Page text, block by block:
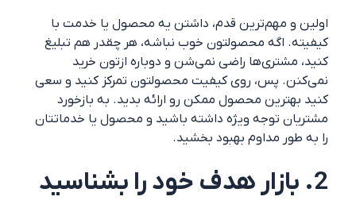
اولین و مهم‌ترین قدم، داشتن یه محصول یا خدمت با
کیفیته. اگه محصولتون خوب نباشه، هر چقدر هم تبلیغ
کنید، مشتری‌ها راضی نمی‌شن و دوباره ازتون خرید
نمی‌کنن. پس، روی کیفیت محصولتون تمرکز کنید و سعی
کنید بهترین محصول ممکن رو ارائه بدید. به بازخورد
مشتریان توجه ویژه داشته باشید و محصول یا خدماتتان
را به طور مداوم بهبود بخشید.
2. بازار هدف خود را بشناسید